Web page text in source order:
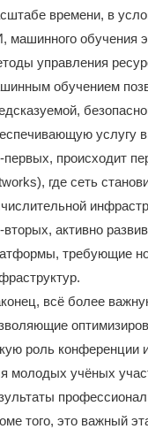
времени, в
машинного обучения
управления
обучением
услугу
первых, происходит
где сеть
вторых, активно
требующие
всё более
роль конференции
молодых учёных
того, это важный